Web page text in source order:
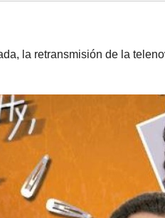
la retransmisión de la